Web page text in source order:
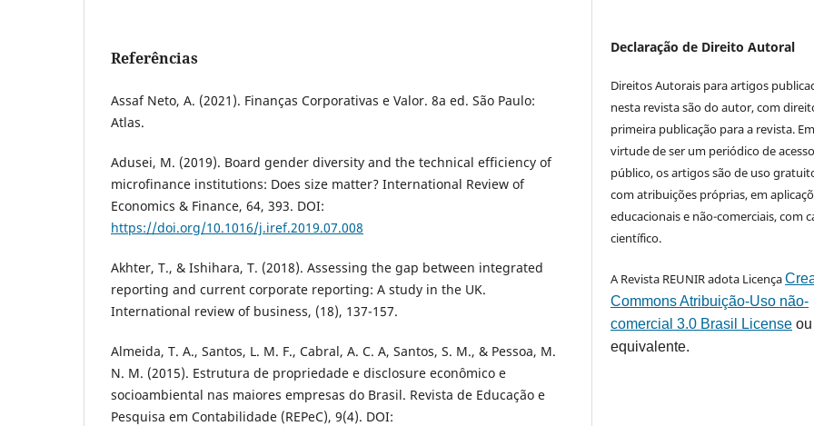
Referências
Assaf Neto, A. (2021). Finanças Corporativas e Valor. 8a ed. São Paulo:
Atlas.
Adusei, M. (2019). Board gender diversity and the technical efficiency of
microfinance institutions: Does size matter? International Review of
Economics & Finance, 64, 393. DOI:
https://doi.org/10.1016/j.iref.2019.07.008
Akhter, T., & Ishihara, T. (2018). Assessing the gap between integrated
reporting and current corporate reporting: A study in the UK.
International review of business, (18), 137-157.
Almeida, T. A., Santos, L. M. F., Cabral, A. C. A, Santos, S. M., & Pessoa, M.
N. M. (2015). Estrutura de propriedade e disclosure econômico e
socioambiental nas maiores empresas do Brasil. Revista de Educação e
Pesquisa em Contabilidade (REPeC), 9(4). DOI:
Declaração de Direito Autoral
Direitos Autorais para artigos
nesta revista são do autor, com
primeira publicação para a revista. Em
virtude de ser um periódico de acesso
público, os artigos são de uso
com atribuições próprias, em
educacionais e não-comerciais, com
científico.
A Revista REUNIR adota Licença
Commons Atribuição-Uso não-
comercial 3.0 Brasil License
equivalente.